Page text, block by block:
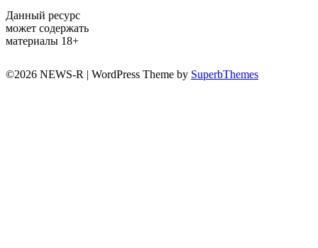
Данный ресурс
может содержать
материалы 18+
©2026 NEWS-R | WordPress Theme by SuperbThemes